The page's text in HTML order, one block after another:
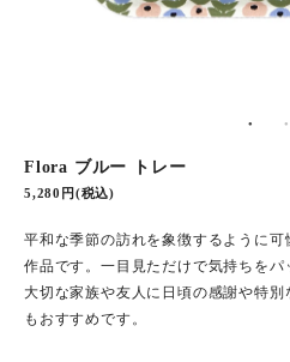
Flora ブルー トレー
5,280円(税込)
平和な季節の訪れを象徴するように
作品です。一目見ただけで気持ちを
大切な家族や友人に日頃の感謝や特
もおすすめです。